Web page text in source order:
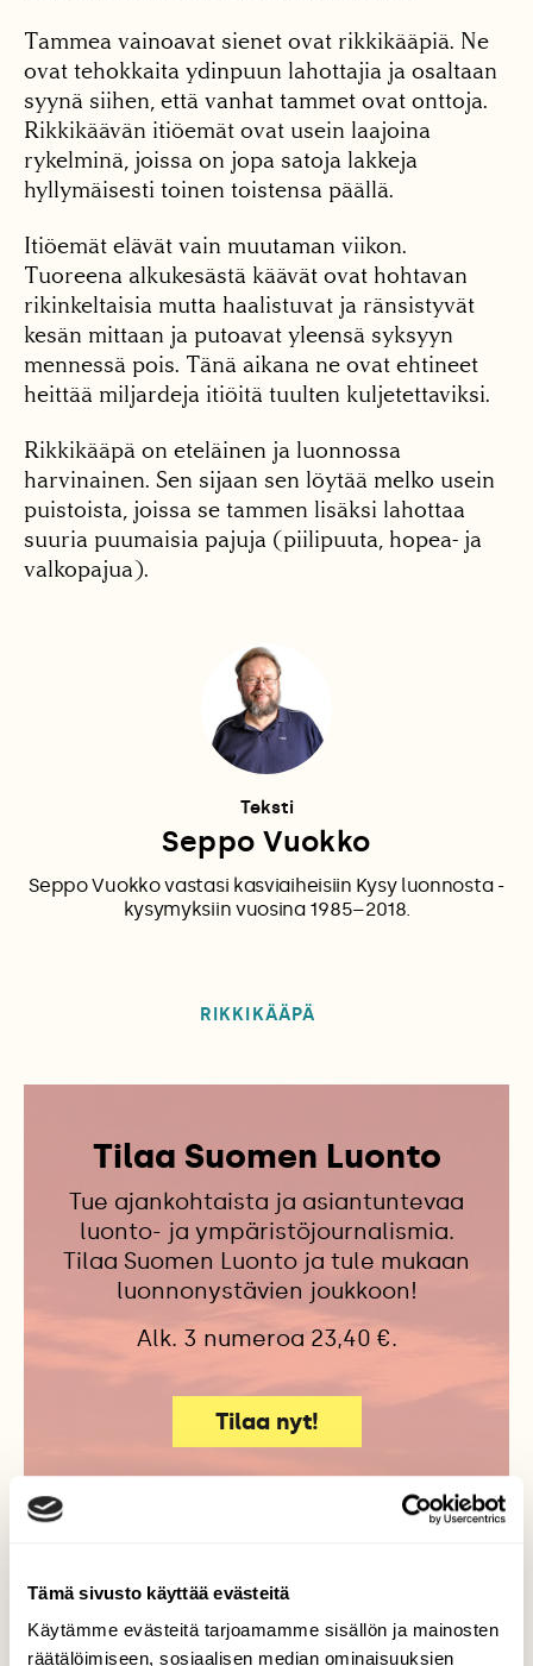
Tämä sivusto käyttää evästeitä
Käytämme evästeitä tarjoamamme sisällön ja mainosten
räätälöimiseen, sosiaalisen median ominaisuuksien
Tammea vainoavat sienet ovat rikkikääpiä. Ne
ovat tehokkaita ydinpuun lahottajia ja osaltaan
syynä siihen, että vanhat tammet ovat onttoja.
Rikkikäävän itiöemät ovat usein laajoina
rykelminä, joissa on jopa satoja lakkeja
hyllymäisesti toinen toistensa päällä.
Itiöemät elävät vain muutaman viikon.
Tuoreena alkukesästä käävät ovat hohtavan
rikinkeltaisia mutta haalistuvat ja ränsistyvät
kesän mittaan ja putoavat yleensä syksyyn
mennessä pois. Tänä aikana ne ovat ehtineet
heittää miljardeja itiöitä tuulten kuljetettaviksi.
Rikkikääpä on eteläinen ja luonnossa
harvinainen. Sen sijaan sen löytää melko usein
puistoista, joissa se tammen lisäksi lahottaa
suuria puumaisia pajuja (piilipuuta, hopea- ja
valkopajua).
Teksti
Seppo Vuokko
Seppo Vuokko vastasi kasviaiheisiin Kysy luonnosta -
kysymyksiin vuosina 1985–2018.
RIKKIKÄÄPÄ
Tilaa Suomen Luonto
Tue ajankohtaista ja asiantuntevaa
luonto- ja ympäristöjournalismia.
Tilaa Suomen Luonto ja tule mukaan
luonnonystävien joukkoon!
Alk. 3 numeroa 23,40 €.
Tilaa nyt!
Lisää aiheesta